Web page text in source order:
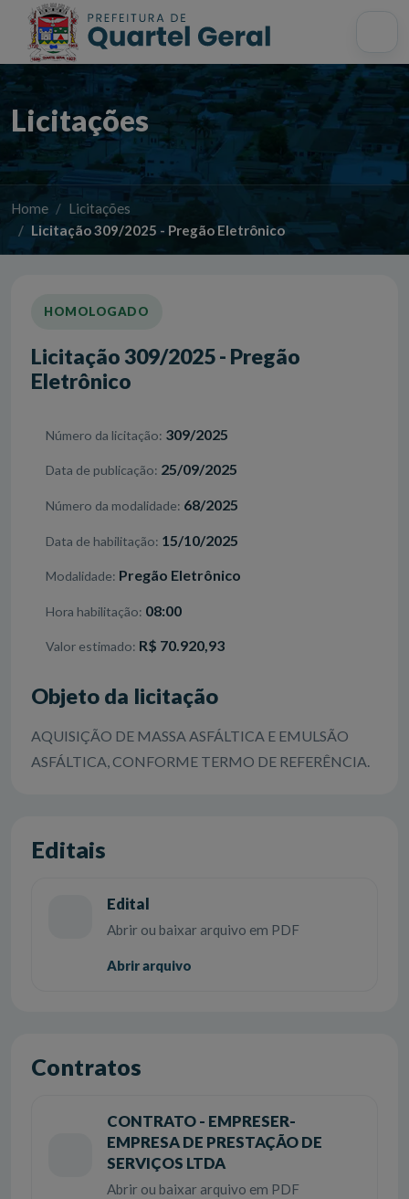
Acessibilidade InícioMapa do site
Licitações
Home
Licitações
Licitação 309/2025 - Pregão Eletrônico
HOMOLOGADO
Licitação 309/2025 - Pregão
Eletrônico
Número da licitação 309/2025
Data de publicação 25/09/2025
Número da modalidade 68/2025
Data de habilitação 15/10/2025
Modalidade Pregão Eletrônico
Hora habilitação 08:00
Valor estimado R$ 70.920,93
Objeto da licitação
AQUISIÇÃO DE MASSA ASFÁLTICA E EMULSÃO
ASFÁLTICA, CONFORME TERMO DE REFERÊNCIA.
Editais
Edital
Abrir ou baixar arquivo em PDF
Abrir arquivo
Contratos
CONTRATO - EMPRESER-
EMPRESA DE PRESTAÇÃO DE
SERVIÇOS LTDA
Abrir ou baixar arquivo em PDF